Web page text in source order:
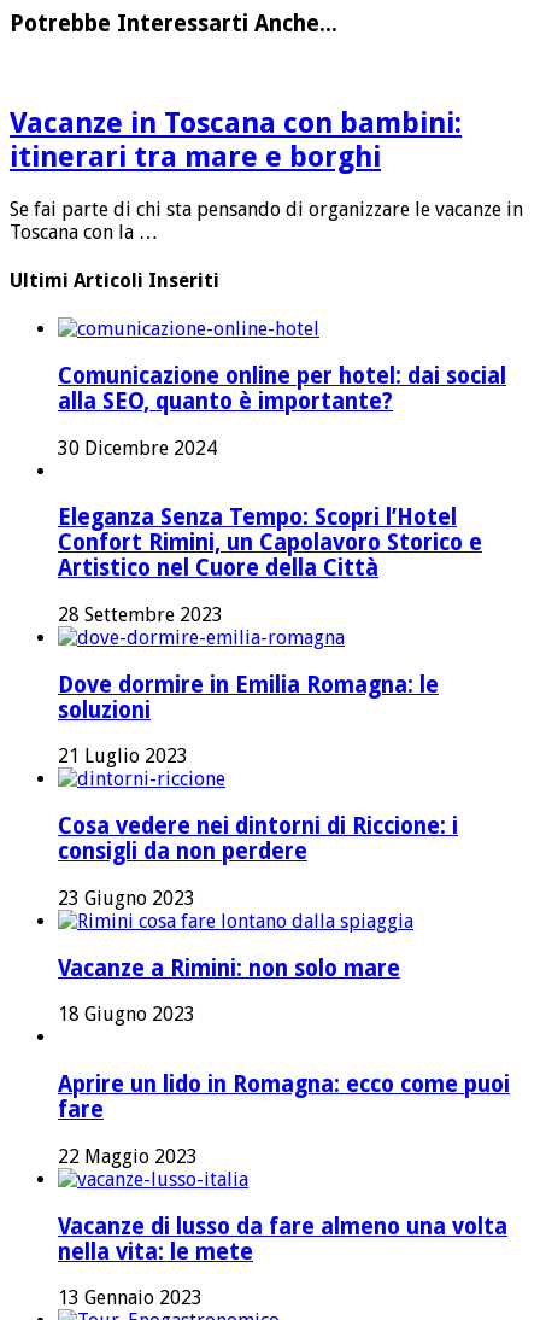
Potrebbe Interessarti Anche...
Vacanze in Toscana con bambini:
itinerari tra mare e borghi
Se fai parte di chi sta pensando di organizzare le vacanze in
Toscana con la …
Ultimi Articoli Inseriti
Comunicazione online per hotel: dai social
alla SEO, quanto è importante?
30 Dicembre 2024
Eleganza Senza Tempo: Scopri l’Hotel
Confort Rimini, un Capolavoro Storico e
Artistico nel Cuore della Città
28 Settembre 2023
Dove dormire in Emilia Romagna: le
soluzioni
21 Luglio 2023
Cosa vedere nei dintorni di Riccione: i
consigli da non perdere
23 Giugno 2023
Vacanze a Rimini: non solo mare
18 Giugno 2023
Aprire un lido in Romagna: ecco come puoi
fare
22 Maggio 2023
Vacanze di lusso da fare almeno una volta
nella vita: le mete
13 Gennaio 2023